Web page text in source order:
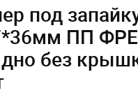
под
ПП
без